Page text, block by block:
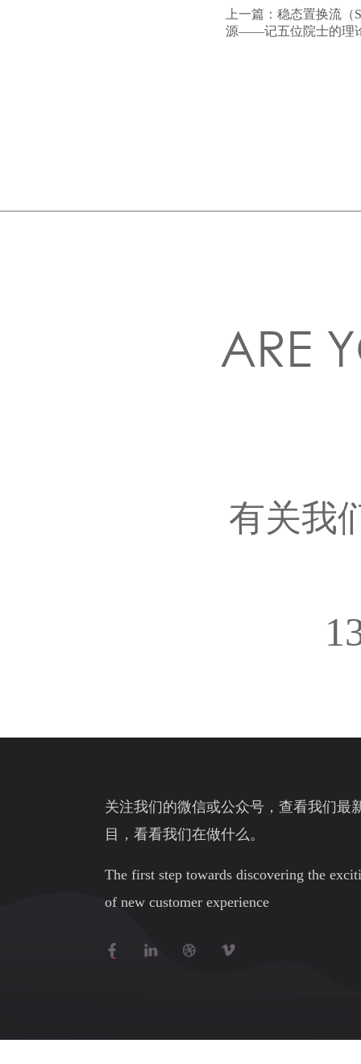
上一篇： 稳态置换流（
源——记五位院士的理
ARE
有关我
关注我们的微信或公众号，查看我们最
目，看看我们在做什么。
The first step towards discovering the
of new customer experience